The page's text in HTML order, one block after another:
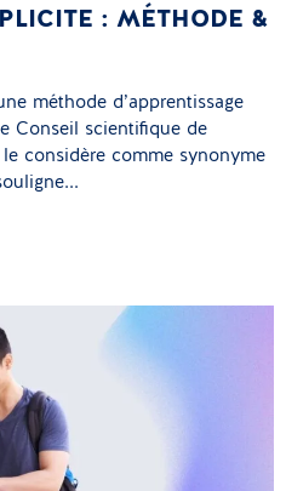
: MÉTHODE &
méthode d’apprentissage
Conseil scientifique de
le considère comme synonyme